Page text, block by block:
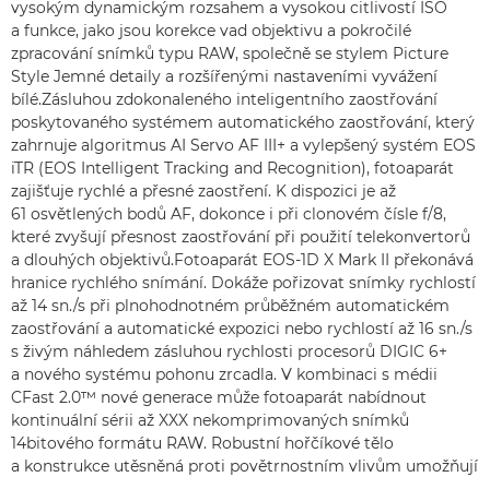
vysokým dynamickým rozsahem a vysokou citlivostí ISO
a funkce, jako jsou korekce vad objektivu a pokročilé
zpracování snímků typu RAW, společně se stylem Picture
Style Jemné detaily a rozšířenými nastaveními vyvážení
bílé.Zásluhou zdokonaleného inteligentního zaostřování
poskytovaného systémem automatického zaostřování, který
zahrnuje algoritmus AI Servo AF III+ a vylepšený systém EOS
iTR (EOS Intelligent Tracking and Recognition), fotoaparát
zajišťuje rychlé a přesné zaostření. K dispozici je až
61 osvětlených bodů AF, dokonce i při clonovém čísle f/8,
které zvyšují přesnost zaostřování při použití telekonvertorů
a dlouhých objektivů.Fotoaparát EOS-1D X Mark II překonává
hranice rychlého snímání. Dokáže pořizovat snímky rychlostí
až 14 sn./s při plnohodnotném průběžném automatickém
zaostřování a automatické expozici nebo rychlostí až 16 sn./s
s živým náhledem zásluhou rychlosti procesorů DIGIC 6+
a nového systému pohonu zrcadla. V kombinaci s médii
CFast 2.0™ nové generace může fotoaparát nabídnout
kontinuální sérii až XXX nekomprimovaných snímků
14bitového formátu RAW. Robustní hořčíkové tělo
a konstrukce utěsněná proti povětrnostním vlivům umožňují